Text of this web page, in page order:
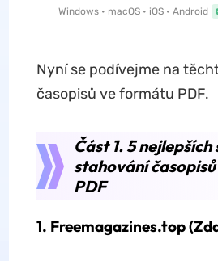
Windows • macOS • iOS • Android
Nyní se podívejme na
časopisů ve formátu PDF.
Část 1. 5
stahování
PDF
1. Freemagazines.top